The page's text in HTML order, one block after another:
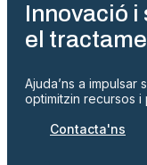
Innovació
el
Ajuda’ns a impulsar
optimitzin recursos i
Contacta'ns